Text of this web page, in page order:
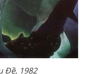
Đề, 1982